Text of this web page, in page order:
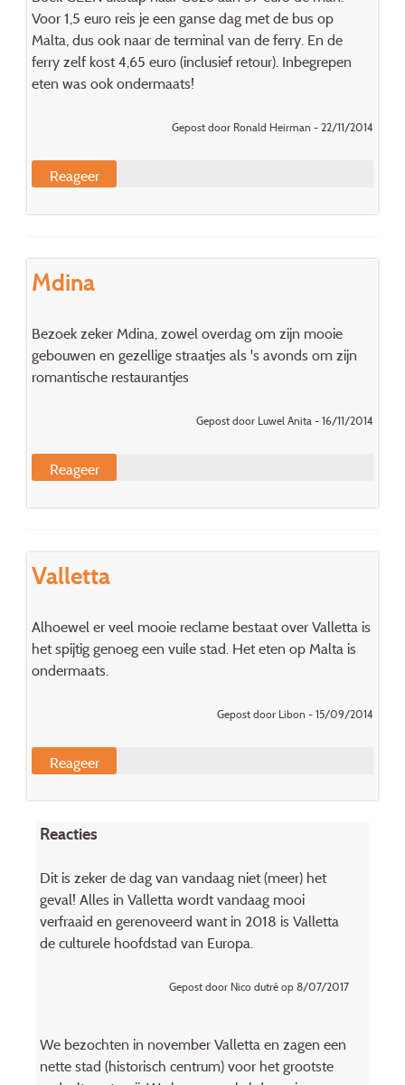
Voor 1,5 euro reis je een ganse dag met de bus op
Malta, dus ook naar de terminal van de ferry. En de
ferry zelf kost 4,65 euro (inclusief retour). Inbegrepen
eten was ook ondermaats!
Gepost door Ronald Heirman - 22/11/2014
Reageer
Mdina
Bezoek zeker Mdina, zowel overdag om zijn mooie
gebouwen en gezellige straatjes als 's avonds om zijn
romantische restaurantjes
Gepost door Luwel Anita - 16/11/2014
Reageer
Valletta
Alhoewel er veel mooie reclame bestaat over Valletta is
het spijtig genoeg een vuile stad. Het eten op Malta is
ondermaats.
Gepost door Libon - 15/09/2014
Reageer
Reacties
Dit is zeker de dag van vandaag niet (meer) het
geval! Alles in Valletta wordt vandaag mooi
verfraaid en gerenoveerd want in 2018 is Valletta
de culturele hoofdstad van Europa.
Gepost door Nico dutré op 8/07/2017
We bezochten in november Valletta en zagen een
nette stad (historisch centrum) voor het grootste